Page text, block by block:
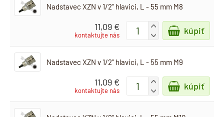
Nadstavec XZN v 1/2" hlavici, L - 55 mm M8
11,09 €
kontaktujte nás
+
-
kúpiť
Nadstavec XZN v 1/2" hlavici, L - 55 mm M9
11,09 €
kontaktujte nás
+
-
kúpiť